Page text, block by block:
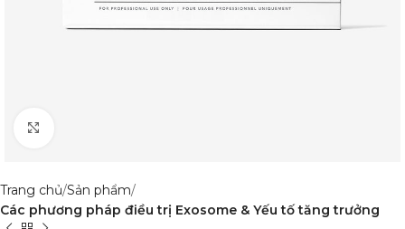
Trang chủ Sản phẩm
Các phương pháp điều trị Exosome & Yếu tố tăng trưởng